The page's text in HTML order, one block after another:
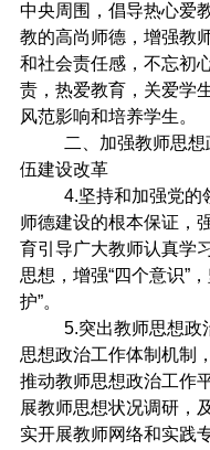
中央周围，倡导热心爱
教的高尚师德，增强教
和社会责任感，不忘初
责，热爱教育，关爱学
风范影响和培养学生。
二、加强教师思
伍建设改革
4.坚持和加强党的
师德建设的根本保证，
育引导广大教师认真学
思想，增强“四个意识”
护”。
5.突出教师思想政
思想政治工作体制机制
推动教师思想政治工作
展教师思想状况调研，
实开展教师网络和实践